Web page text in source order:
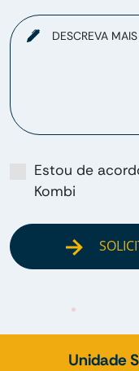
DESCREVA
Estou de
Kombi
Unidade